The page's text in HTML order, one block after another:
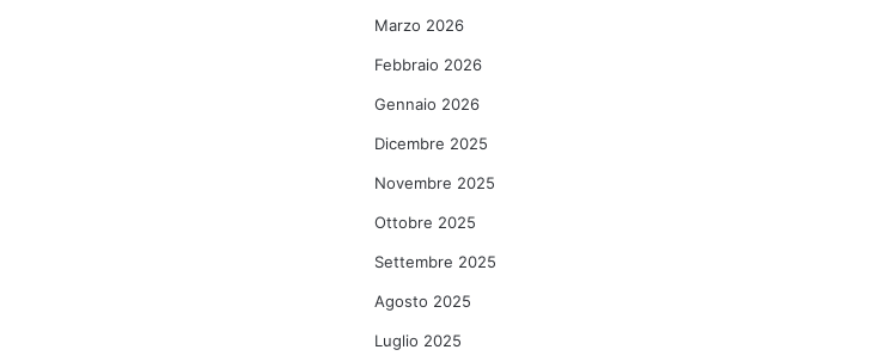
Marzo 2026
Febbraio 2026
Gennaio 2026
Dicembre 2025
Novembre 2025
Ottobre 2025
Settembre 2025
Agosto 2025
Luglio 2025